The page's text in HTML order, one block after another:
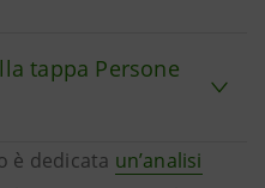
tappa Persone
è dedicata un’analisi